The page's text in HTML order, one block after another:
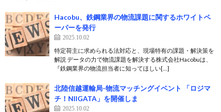
Hacobu、鉄鋼業界の物流課題に関するホワイトペ
ーパーを発行
2025.10.02
特定荷主に求められる法対応と、現場特有の課題・解決策を
解説 データの力で物流課題を解決する株式会社Hacobuは、
『鉄鋼業界の物流担当者に知ってほしい[…]
北陸信越運輸局-物流マッチングイベント 「ロジマ
チ！NIIGATA」を開催しま
2025.10.02